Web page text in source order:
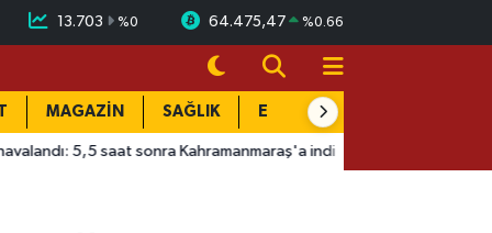
13.703 %0 64.475,47 %0.66
MAGAZİN SAĞLIK EĞİTİM
saat sonra Kahramanmaraş'a indi 10:32